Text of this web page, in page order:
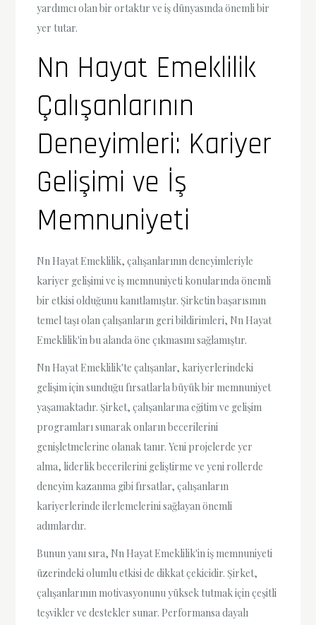
yardımcı olan bir ortaktır ve iş dünyasında önemli bir
yer tutar.
Nn Hayat Emeklilik
Çalışanlarının
Deneyimleri: Kariyer
Gelişimi ve İş
Memnuniyeti
Nn Hayat Emeklilik, çalışanlarının deneyimleriyle
kariyer gelişimi ve iş memnuniyeti konularında önemli
bir etkisi olduğunu kanıtlamıştır. Şirketin başarısının
temel taşı olan çalışanların geri bildirimleri, Nn Hayat
Emeklilik'in bu alanda öne çıkmasını sağlamıştır.
Nn Hayat Emeklilik'te çalışanlar, kariyerlerindeki
gelişim için sunduğu fırsatlarla büyük bir memnuniyet
yaşamaktadır. Şirket, çalışanlarına eğitim ve gelişim
programları sunarak onların becerilerini
genişletmelerine olanak tanır. Yeni projelerde yer
alma, liderlik becerilerini geliştirme ve yeni rollerde
deneyim kazanma gibi fırsatlar, çalışanların
kariyerlerinde ilerlemelerini sağlayan önemli
adımlardır.
Bunun yanı sıra, Nn Hayat Emeklilik'in iş memnuniyeti
üzerindeki olumlu etkisi de dikkat çekicidir. Şirket,
çalışanlarının motivasyonunu yüksek tutmak için çeşitli
teşvikler ve destekler sunar. Performansa dayalı